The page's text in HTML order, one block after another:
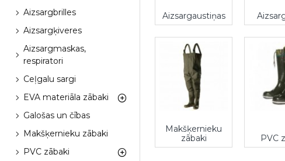
Aizsargbrilles
Aizsargķiveres
Aizsargmaskas,
respiratori
Ceļgalu sargi
EVA materiāla zābaki
Galošas un čības
Makšķernieku zābaki
PVC zābaki
Aizsargaustiņas
Makšķernieku
zābaki
PVC